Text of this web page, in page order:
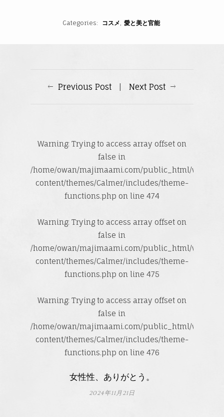
Categories コスメ 愛と美と官能
Previous Post | Next Post
Warning: Trying to access array offset on
false in
/home/owan/majimaami.com/public_html/wp-
content/themes/Calmer/includes/theme-
functions.php on line 474
Warning: Trying to access array offset on
false in
/home/owan/majimaami.com/public_html/wp-
content/themes/Calmer/includes/theme-
functions.php on line 475
Warning: Trying to access array offset on
false in
/home/owan/majimaami.com/public_html/wp-
content/themes/Calmer/includes/theme-
functions.php on line 476
女性性、ありがとう。
2024年11月21日